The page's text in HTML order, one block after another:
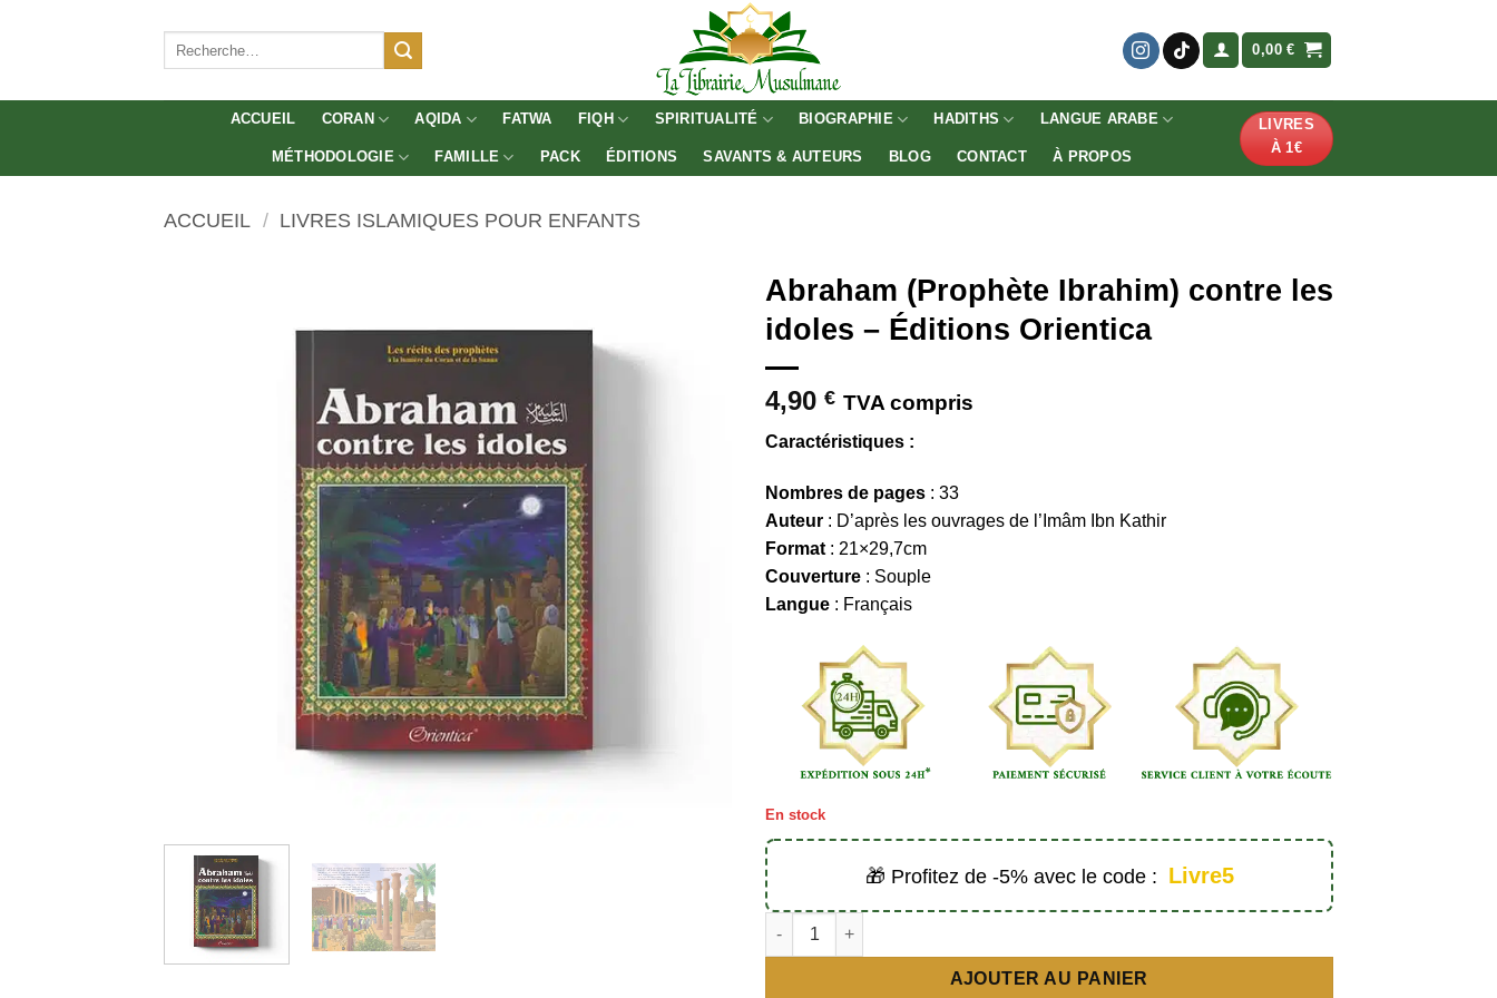
0,00€
ACCUEIL CORAN AQIDA FATWA FIQH SPIRITUALITÉ BIOGRAPHIE HADITHS LANGUE ARABE
MÉTHODOLOGIE FAMILLE PACK ÉDITIONS SAVANTS & AUTEURS BLOG CONTACT À PROPOS
LIVRES
À 1€
ACCUEIL / LIVRES ISLAMIQUES POUR ENFANTS
Abraham (Prophète Ibrahim) contre les
idoles – Éditions Orientica
4,90 € TVA compris
Caractéristiques :
Nombres de pages : 33
Auteur : D’après les ouvrages de l’Imâm Ibn Kathir
Format : 21×29,7cm
Couverture : Souple
Langue : Français
En stock
🎁 Profitez de -5% avec le code : Livre5
quantité de Abraham (Prophète Ibrahim) contre les idoles - Éditions Orientica
AJOUTER AU PANIER